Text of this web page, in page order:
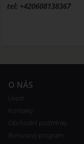
tel: +420608138367
O NÁS
Úvod
Kontakty
Obchodní podmínky
Bonusový program